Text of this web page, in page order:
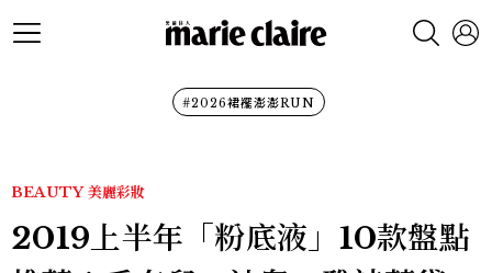
#2026裙襬澎澎RUN
BEAUTY 美麗彩妝
2019上半年「粉底液」10款盤點